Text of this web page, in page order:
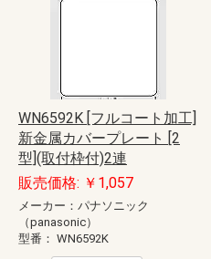
WN6592K [フルコート加工]
新金属カバープレート [2
型](取付枠付)2連
販売価格: ￥1,057
メーカー：パナソニック
（panasonic）
型番： WN6592K